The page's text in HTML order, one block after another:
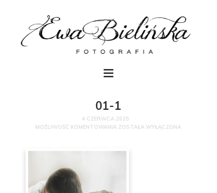
01-1
4 CZERWCA 2025
MOŻLIWOŚĆ KOMENTOWANIA ZOSTAŁA WYŁĄCZONA